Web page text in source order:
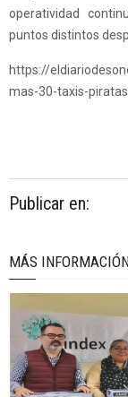
operatividad
puntos distintos
https://
mas-30-taxis-
Publicar en:
MÁS